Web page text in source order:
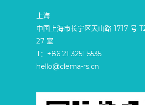
上海
中国上海市长宁区天山路 1717 号
27 室
T：+86 21 3251 5535
hello@clema-rs.cn